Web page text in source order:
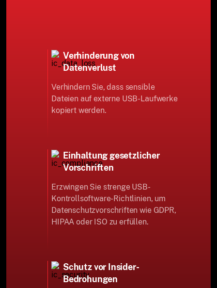
Verhinderung von
Datenverlust
Verhindern Sie, dass sensible
Dateien auf externe USB-Laufwerke
kopiert werden.
Einhaltung gesetzlicher
Vorschriften
Erzwingen Sie strenge USB-
Kontrollsoftware-Richtlinien, um
Datenschutzvorschriften wie GDPR,
HIPAA oder ISO zu erfüllen.
Schutz vor Insider-
Bedrohungen